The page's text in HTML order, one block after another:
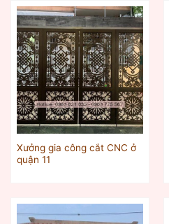
Xưởng gia công cắt CNC ở
quận 11